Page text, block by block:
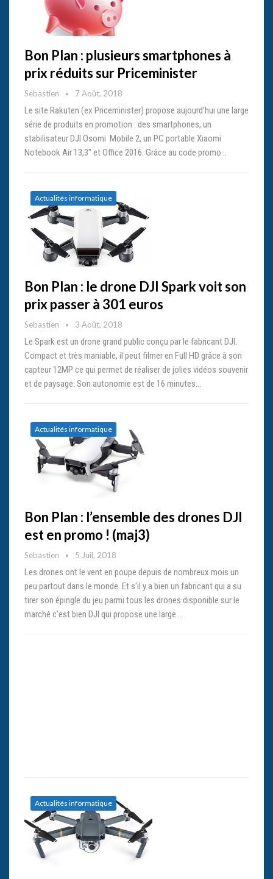
Bon Plan : plusieurs smartphones à
prix réduits sur Priceminister
Sebastien 7 Août, 2018
Le site Rakuten (ex Priceminister) propose aujourd'hui une large
série de produits en promotion : des smartphones, un
stabilisateur DJI Osomi Mobile 2, un PC portable Xiaomi
Notebook Air 13,3" et Office 2016. Grâce au code promo…
Actualités informatique
Bon Plan : le drone DJI Spark voit son
prix passer à 301 euros
Sebastien 3 Août, 2018
Le Spark est un drone grand public conçu par le fabricant DJI.
Compact et très maniable, il peut filmer en Full HD grâce à son
capteur 12MP ce qui permet de réaliser de jolies vidéos souvenir
et de paysage. Son autonomie est de 16 minutes…
Actualités informatique
Bon Plan : l’ensemble des drones DJI
est en promo ! (maj3)
Sebastien 5 Juil, 2018
Les drones ont le vent en poupe depuis de nombreux mois un
peu partout dans le monde. Et s'il y a bien un fabricant qui a su
tirer son épingle du jeu parmi tous les drones disponible sur le
marché c'est bien DJI qui propose une large…
Actualités informatique